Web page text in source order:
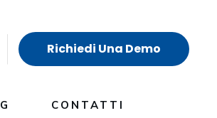
Richiedi Una Demo
CONTATTI